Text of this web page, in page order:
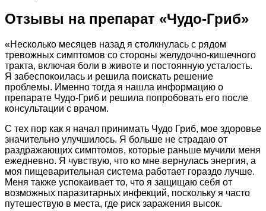
Отзывы на препарат «Чудо-Гриб»
«Несколько месяцев назад я столкнулась с рядом
тревожных симптомов со стороны желудочно-кишечного
тракта, включая боли в животе и постоянную усталость.
Я забеспокоилась и решила поискать решение
проблемы. Именно тогда я нашла информацию о
препарате Чудо-Гриб и решила попробовать его после
консультации с врачом.
С тех пор как я начал принимать Чудо Гриб, мое здоровье
значительно улучшилось. Я больше не страдаю от
раздражающих симптомов, которые раньше мучили меня
ежедневно. Я чувствую, что ко мне вернулась энергия, а
моя пищеварительная система работает гораздо лучше.
Меня также успокаивает то, что я защищаю себя от
возможных паразитарных инфекций, поскольку я часто
путешествую в места, где риск заражения высок.